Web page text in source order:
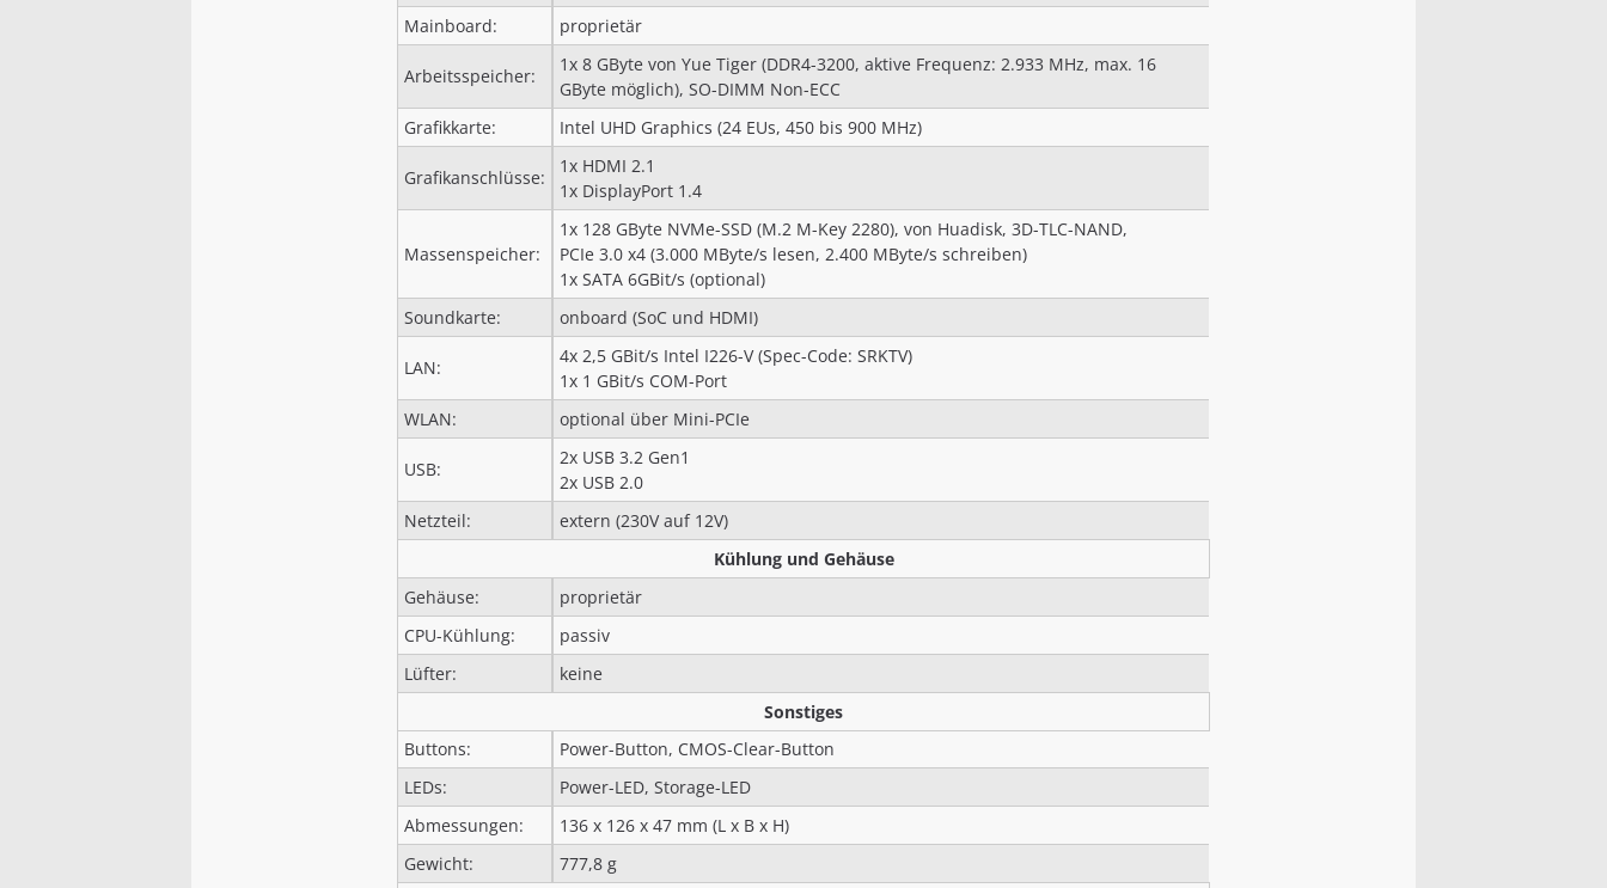
Mainboard:
proprietär
Arbeitsspeicher:
1x 8 GByte von Yue Tiger (DDR4-3200, aktive Frequenz: 2.933 MHz, max. 16
GByte möglich), SO-DIMM Non-ECC
Grafikkarte:
Intel UHD Graphics (24 EUs, 450 bis 900 MHz)
Grafikanschlüsse:
1x HDMI 2.1
1x DisplayPort 1.4
Massenspeicher:
1x 128 GByte NVMe-SSD (M.2 M-Key 2280), von Huadisk, 3D-TLC-NAND,
PCIe 3.0 x4 (3.000 MByte/s lesen, 2.400 MByte/s schreiben)
1x SATA 6GBit/s (optional)
Soundkarte:
onboard (SoC und HDMI)
LAN:
4x 2,5 GBit/s Intel I226-V (Spec-Code: SRKTV)
1x 1 GBit/s COM-Port
WLAN:
optional über Mini-PCIe
USB:
2x USB 3.2 Gen1
2x USB 2.0
Netzteil:
extern (230V auf 12V)
Kühlung und Gehäuse
Gehäuse:
proprietär
CPU-Kühlung:
passiv
Lüfter:
keine
Sonstiges
Buttons:
Power-Button, CMOS-Clear-Button
LEDs:
Power-LED, Storage-LED
Abmessungen:
136 x 126 x 47 mm (L x B x H)
Gewicht:
777,8 g